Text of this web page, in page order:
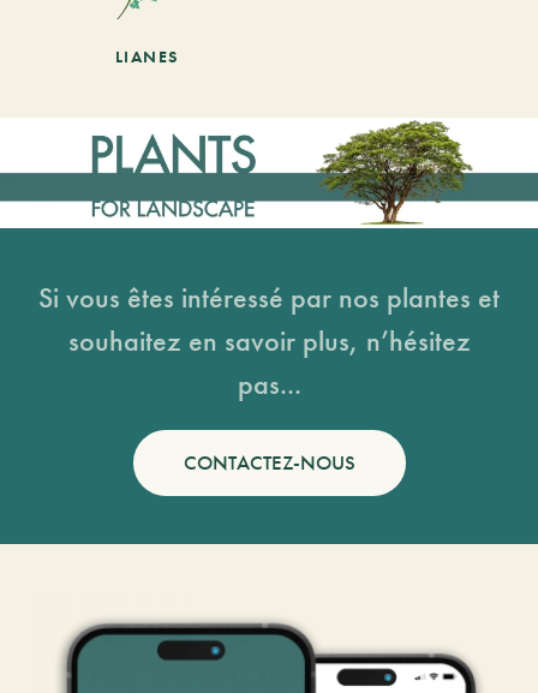
LIANES
Si vous êtes intéressé par nos plantes et
souhaitez en savoir plus, n’hésitez
pas...
CONTACTEZ-NOUS